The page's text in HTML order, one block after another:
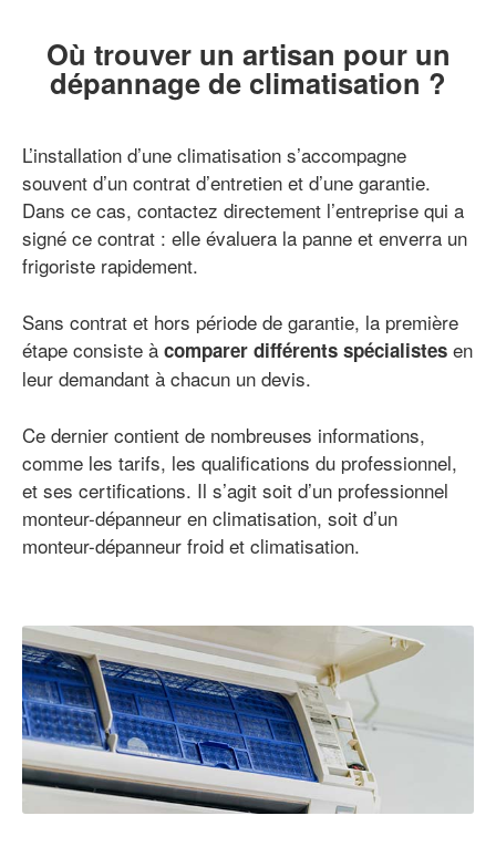
Où trouver un artisan pour un
dépannage de climatisation ?
L’installation d’une climatisation s’accompagne
souvent d’un contrat d’entretien et d’une garantie.
Dans ce cas, contactez directement l’entreprise qui a
signé ce contrat : elle évaluera la panne et enverra un
frigoriste rapidement.
Sans contrat et hors période de garantie, la première
étape consiste à comparer différents spécialistes en
leur demandant à chacun un devis.
Ce dernier contient de nombreuses informations,
comme les tarifs, les qualifications du professionnel,
et ses certifications. Il s’agit soit d’un professionnel
monteur-dépanneur en climatisation, soit d’un
monteur-dépanneur froid et climatisation.